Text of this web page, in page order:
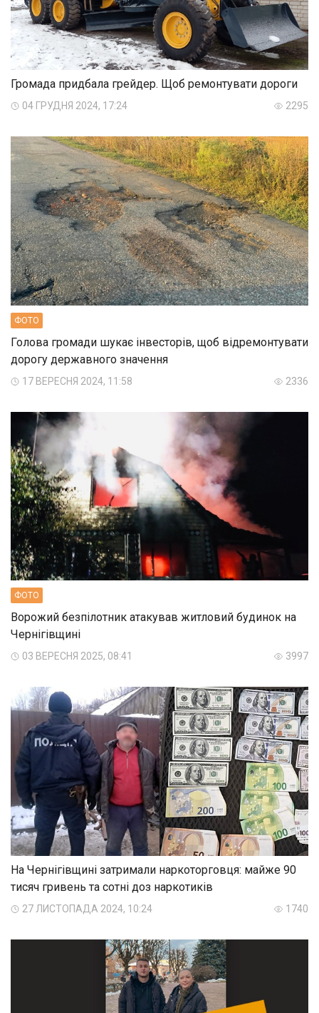
Громада придбала грейдер. Щоб ремонтувати дороги
04 ГРУДНЯ 2024, 17:24 2295
ФОТО
Голова громади шукає інвесторів, щоб відремонтувати
дорогу державного значення
17 ВЕРЕСНЯ 2024, 11:58 2336
ФОТО
Ворожий безпілотник атакував житловий будинок на
Чернігівщині
03 ВЕРЕСНЯ 2025, 08:41 3997
На Чернігівщині затримали наркоторговця: майже 90
тисяч гривень та сотні доз наркотиків
27 ЛИСТОПАДА 2024, 10:24 1740